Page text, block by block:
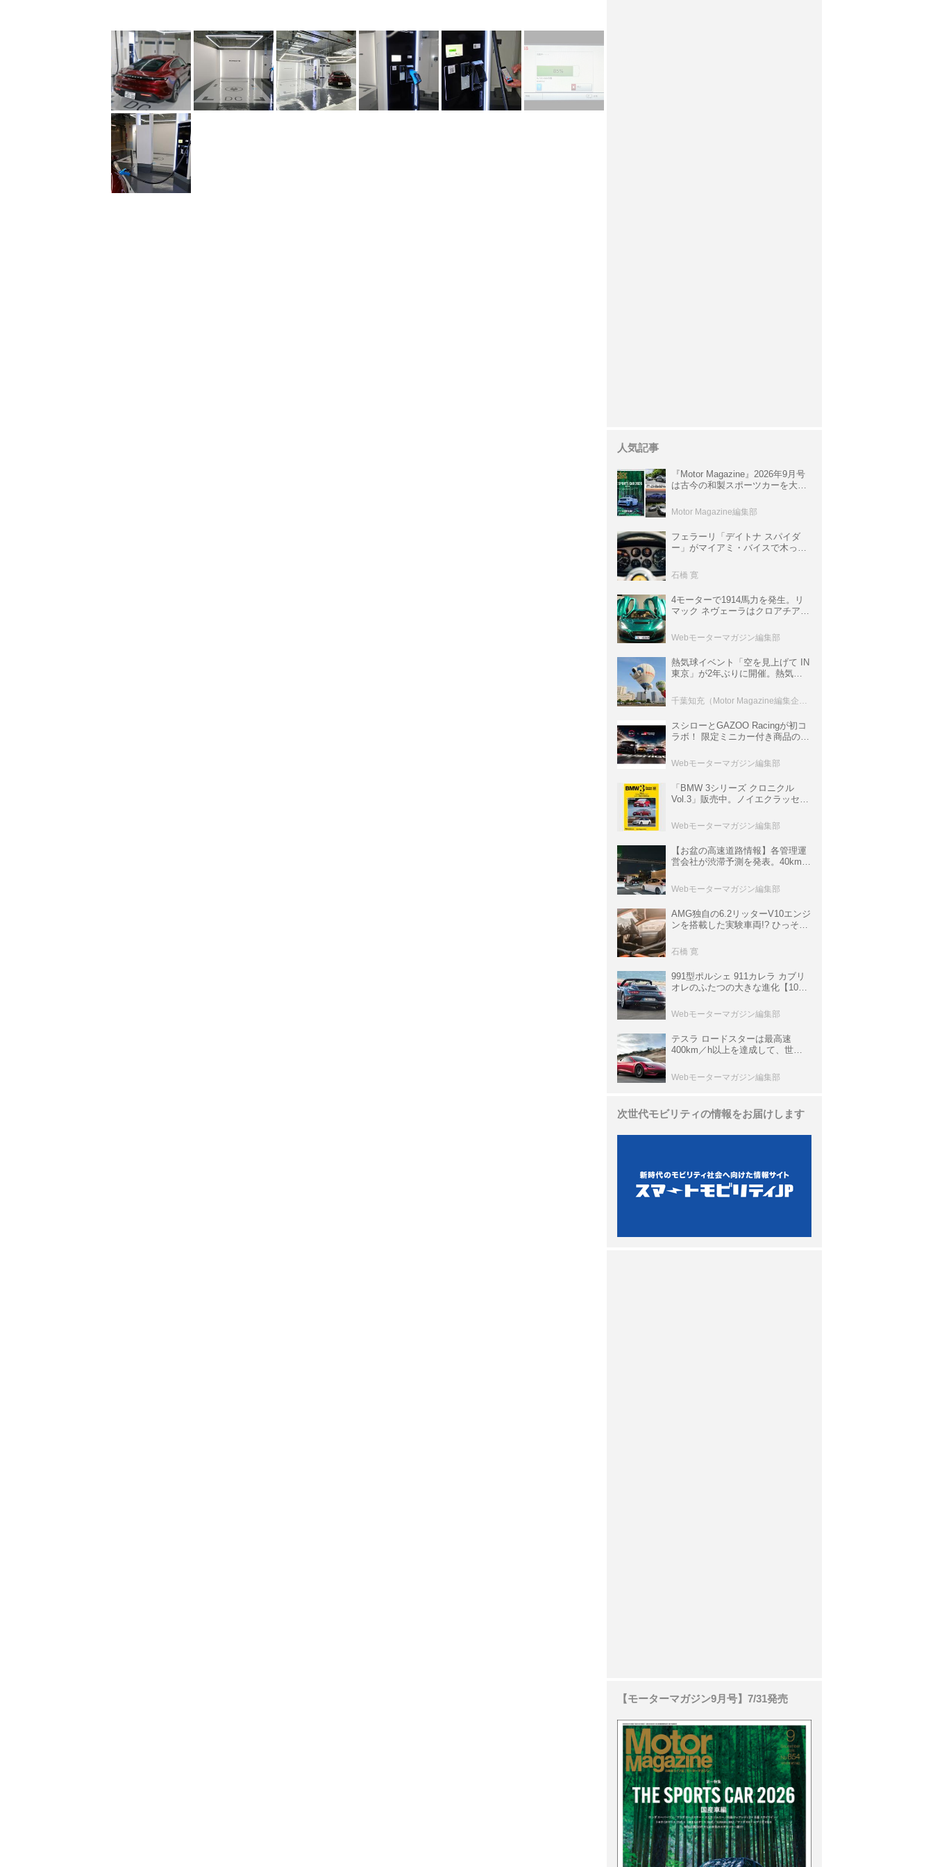
人気記事
『Motor Magazine』2026年9月号
は古今の和製スポーツカーを大特
情報も満載
Motor Magazine編集部
フェラーリ「デイトナ スパイダ
ー」がマイアミ・バイスで木っ端
サ」に化けた理由
石橋 寛
4モーターで1914馬力を発生。リ
マック ネヴェーラはクロアチア発
ロニクル・完全版／115】
Webモーターマガジン編集部
熱気球イベント「空を見上げて IN
東京」が2年ぶりに開催。熱気球
室などのコンテンツも
スシローとGAZOO Racingが初コ
ラボ！ 限定ミニカー付き商品の
ト体験があたる抽選企画などを展
開
Webモーターマガジン編集部
「BMW 3シリーズ クロニクル
Vol.3」販売中。ノイエクラッセか
ムック
Webモーターマガジン編集部
【お盆の高速道路情報】各管理運
営会社が渋滞予測を発表。40km以
数ある
Webモーターマガジン編集部
AMG独自の6.2リッターV10エンジ
ンを搭載した実験車両!? ひっそり
P900 プロトタイプ」とは
石橋 寛
991型ポルシェ 911カレラ カブリ
オレのふたつの大きな進化【10年
Webモーターマガジン編集部
テスラ ロードスターは最高速
400km／h以上を達成して、世界
ーカークロニクル・完全版／
113】
Webモーターマガジン編集部
次世代モビリティの情報をお届けします
【モーターマガジン9月号】7/31発売